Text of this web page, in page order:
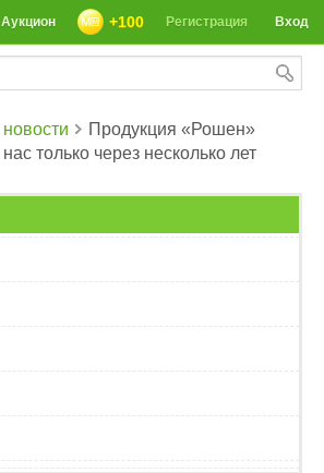
Вход
Регистрация
+100
Аукцион
Продукция «Рошен»
только через несколько лет